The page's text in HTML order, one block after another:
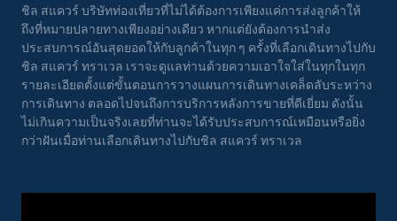
ชิล สแควร์ บริษัทท่องเที่ยวที่ไม่ได้ต้องการเพียงแค่การส่งลูกค้าให้
ถึงที่หมายปลายทางเพียงอย่างเดียว หากแต่ยังต้องการนำส่ง
ประสบการณ์อันสุดยอดให้กับลูกค้าในทุก ๆ ครั้งที่เลือกเดินทางไปกับ
ชิล สแควร์ ทราเวล เราจะดูแลท่านด้วยความเอาใจใส่ในทุกในทุก
รายละเอียดตั้งแต่ขั้นตอนการวางแผนการเดินทางเคล็ดลับระหว่าง
การเดินทาง ตลอดไปจนถึงการบริการหลังการขายที่ดีเยี่ยม ดังนั้น
ไม่เกินความเป็นจริงเลยที่ท่านจะได้รับประสบการณ์เหมือนหรือยิ่ง
กว่าฝันเมื่อท่านเลือกเดินทางไปกับชิล สแควร์ ทราเวล